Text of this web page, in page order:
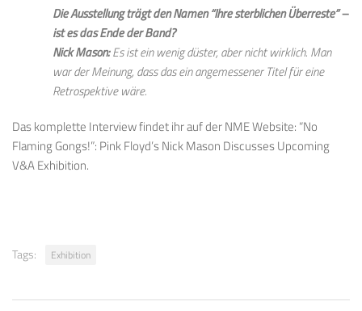
Die Ausstellung trägt den Namen “Ihre sterblichen Überreste” –
ist es das Ende der Band?
Nick Mason:Es ist ein wenig düster, aber nicht wirklich. Man
war der Meinung, dass das ein angemessener Titel für eine
Retrospektive wäre.
Das komplette Interview findet ihr auf der NME Website: “No
Flaming Gongs!”: Pink Floyd’s Nick Mason Discusses Upcoming
V&A Exhibition.
Tags: Exhibition